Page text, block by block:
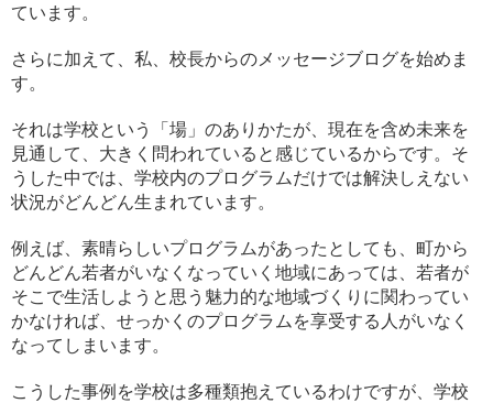
ています。
さらに加えて、私、校長からのメッセージブログを始めま
す。
それは学校という「場」のありかたが、現在を含め未来を
見通して、大きく問われていると感じているからです。そ
うした中では、学校内のプログラムだけでは解決しえない
状況がどんどん生まれています。
例えば、素晴らしいプログラムがあったとしても、町から
どんどん若者がいなくなっていく地域にあっては、若者が
そこで生活しようと思う魅力的な地域づくりに関わってい
かなければ、せっかくのプログラムを享受する人がいなく
なってしまいます。
こうした事例を学校は多種類抱えているわけですが、学校